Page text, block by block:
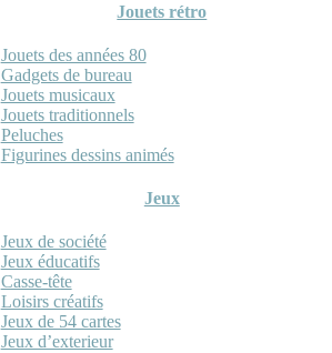
Jouets rétro
Jouets des années 80
Gadgets de bureau
Jouets musicaux
Jouets traditionnels
Peluches
Figurines dessins animés
Jeux
Jeux de société
Jeux éducatifs
Casse-tête
Loisirs créatifs
Jeux de 54 cartes
Jeux d’exterieur